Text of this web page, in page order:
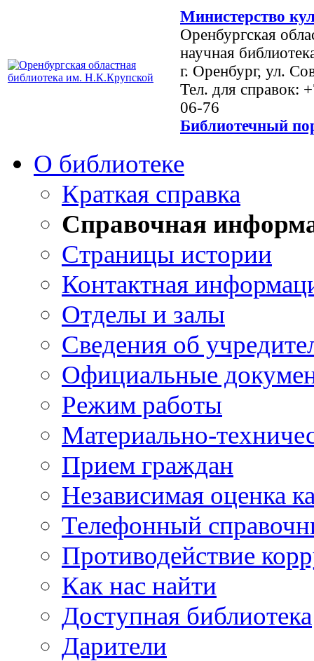
Министерство
Оренбургская
научная
г. Оренбург, ул.
Тел. для справок:
06-76
Библиотечный
О библиотеке
Краткая справка
Справочная
Страницы истории
Контактная
Отделы и залы
Сведения об
Официальные
Режим работы
Материально-
Прием граждан
Независимая оценка
Телефонный
Противодействие
Как нас найти
Доступная библиотека
Дарители